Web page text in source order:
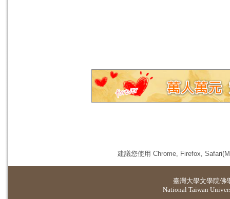
建議您使用 Chrome, Firefox,
臺灣大學文學院佛
National Taiwan